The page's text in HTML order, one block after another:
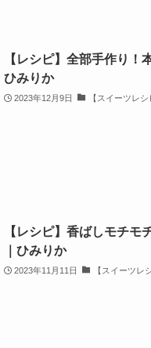
【レシピ】全部手作り！
ひみりか
2023年12月9日 【スイーツレシ
【レシピ】香ばしモチモ
｜ひみりか
2023年11月11日 【スイーツレ